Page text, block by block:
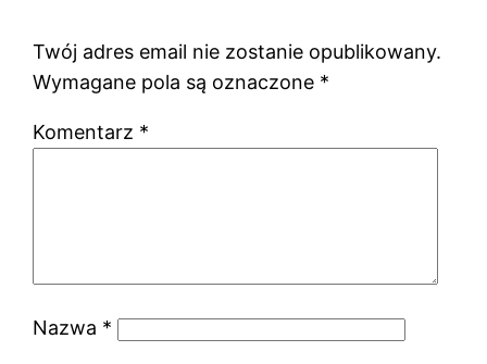
Twój adres email nie zostanie opublikowany.
Wymagane pola są oznaczone *
Komentarz *
Nazwa *